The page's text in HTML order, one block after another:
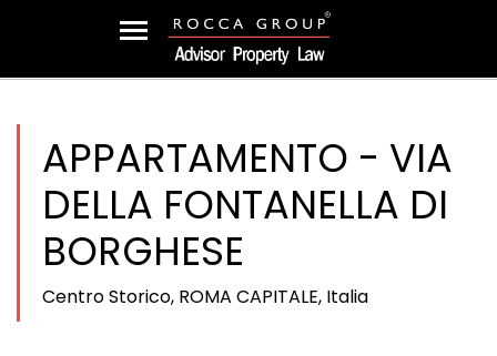
APPARTAMENTO - VIA
DELLA FONTANELLA DI
BORGHESE
Centro Storico, ROMA CAPITALE, Italia